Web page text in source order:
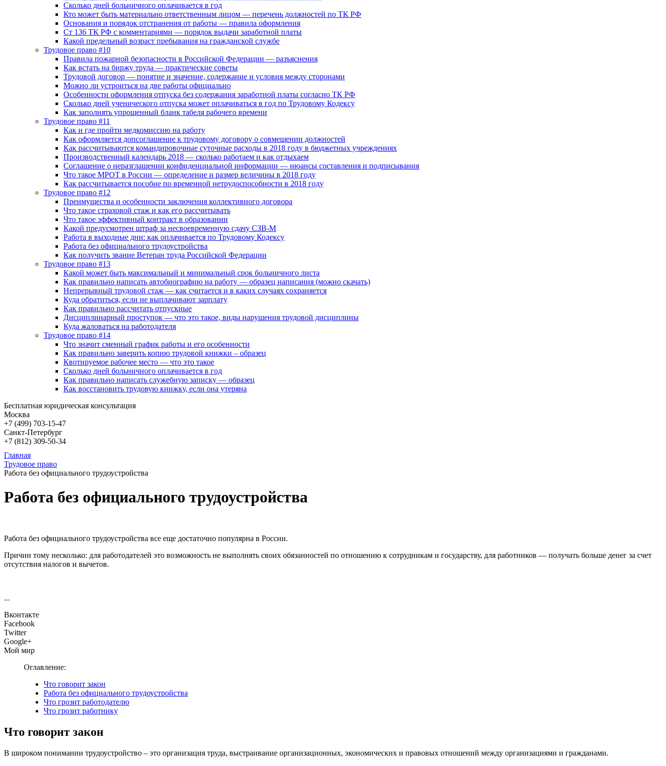
Сколько дней больничного оплачивается в год
Кто может быть материально ответственным лицом — перечень должностей по ТК РФ
Основания и порядок отстранения от работы — правила оформления
Ст 136 ТК РФ с комментариями — порядок выдачи заработной платы
Какой предельный возраст пребывания на гражданской службе
Трудовое право #10
Правила пожарной безопасности в Российской Федерации — разъяснения
Как встать на биржу труда — практические советы
Трудовой договор — понятие и значение, содержание и условия между сторонами
Можно ли устроиться на две работы официально
Особенности оформления отпуска без содержания заработной платы согласно ТК РФ
Сколько дней ученического отпуска может оплачиваться в год по Трудовому Кодексу
Как заполнять упрощенный бланк табеля рабочего времени
Трудовое право #11
Как и где пройти медкомиссию на работу
Как оформляется допсоглашение к трудовому договору о совмещении должностей
Как рассчитываются командировочные суточные расходы в 2018 году в бюджетных учреждениях
Производственный календарь 2018 — сколько работаем и как отдыхаем
Соглашение о неразглашении конфиденциальной информации — нюансы составления и подписывания
Что такое МРОТ в России — определение и размер величины в 2018 году
Как рассчитывается пособие по временной нетрудоспособности в 2018 году
Трудовое право #12
Преимущества и особенности заключения коллективного договора
Что такое страховой стаж и как его рассчитывать
Что такое эффективный контракт в образовании
Какой предусмотрен штраф за несвоевременную сдачу СЗВ-М
Работа в выходные дни: как оплачивается по Трудовому Кодексу
Работа без официального трудоустройства
Как получить звание Ветеран труда Российской Федерации
Трудовое право #13
Какой может быть максимальный и минимальный срок больничного листа
Как правильно написать автобиографию на работу — образец написания (можно скачать)
Непрерывный трудовой стаж — как считается и в каких случаях сохраняется
Куда обратиться, если не выплачивают зарплату
Как правильно рассчитать отпускные
Дисциплинарный проступок — что это такое, виды нарушения трудовой дисциплины
Куда жаловаться на работодателя
Трудовое право #14
Что значит сменный график работы и его особенности
Как правильно заверить копию трудовой книжки – образец
Квотируемое рабочее место — что это такое
Сколько дней больничного оплачивается в год
Как правильно написать служебную записку — образец
Как восстановить трудовую книжку, если она утеряна
Бесплатная юридическая консультация
Москва
+7 (499) 703-15-47
Санкт-Петербург
+7 (812) 309-50-34
Главная
Трудовое право
Работа без официального трудоустройства
Работа без официального трудоустройства
Работа без официального трудоустройства все еще достаточно популярна в России.
Причин тому несколько: для работодателей это возможность не выполнять своих обязанностей по отношению к сотрудникам и государству, для работников — получать больше денег за счет
отсутствия налогов и вычетов.
...
Вконтакте
Facebook
Twitter
Google+
Мой мир
Оглавление:
Что говорит закон
Работа без официального трудоустройства
Что грозит работодателю
Что грозит работнику
Что говорит закон
В широком понимании трудоустройство – это организация труда, выстраивание организационных, экономических и правовых отношений между организациями и гражданами.